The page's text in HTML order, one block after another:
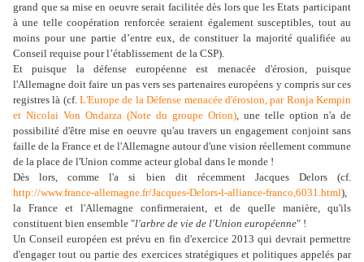
grand que sa mise en oeuvre serait facilitée dès lors que les Etats participant
à une telle coopération renforcée seraient également susceptibles, tout au
moins pour une partie d’entre eux, de constituer la majorité qualifiée au
Conseil requise pour l’établissement de la CSP).
Et puisque la défense européenne est menacée d'érosion, puisque
l'Allemagne doit faire un pas vers ses partenaires européens y compris sur ces
registres là (cf.L'Europe de la Défense menacée d'érosion, par Ronja Kempin
et Nicolai Von Ondarza (Note du groupe Orion), une telle option n'a de
possibilité d'être mise en oeuvre qu'au travers un engagement conjoint sans
faille de la France et de l'Allemagne autour d'une vision réellement commune
de la place de l'Union comme acteur global dans le monde !
Dès lors, comme l'a si bien dit récemment Jacques Delors (cf.
http://www.france-allemagne.fr/Jacques-Delors-l-alliance-franco,6031.html),
la France et l'Allemagne confirmeraient, et de quelle manière, qu'ils
constituent bien ensemble "l'arbre de vie de l'Union européenne" !
Un Conseil européen est prévu en fin d'exercice 2013 qui devrait permettre
d'engager tout ou partie des exercices stratégiques et politiques appelés par